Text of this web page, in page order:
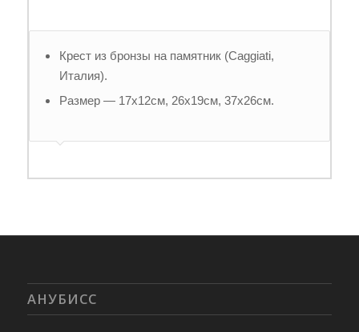
Крест из бронзы на памятник (Caggiati,
Италия).
Размер — 17х12см, 26х19см, 37х26см.
АНУБИСС